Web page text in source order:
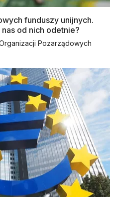
funduszy unijnych.
od nich odetnie?
Pozarządowych